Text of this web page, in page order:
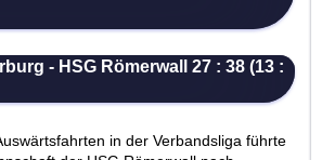
- HSG Römerwall 27 : 38 (13 :
in der Verbandsliga führte